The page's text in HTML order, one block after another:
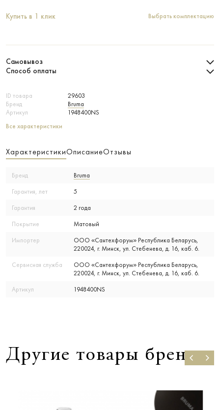
ID товара
29603
Бренд
Bruma
Артикул
1948400NS
Все характеристики
Купить в 1 клик Выбрать комплектацию
Самовывоз
Способ оплаты
ХарактеристикиОписаниеОтзывы
Бренд Bruma
Гарантия, лет 5
Гарантия 2 года
Покрытие Матовый
Импортер
ООО «Сантехфорум» Республика Беларусь,
220024, г. Минск, ул. Стебенева, д. 16, каб. 6.
Сервисная служба
ООО «Сантехфорум» Республика Беларусь,
220024, г. Минск, ул. Стебенева, д. 16, каб. 6.
Артикул 1948400NS
Другие товары бренда